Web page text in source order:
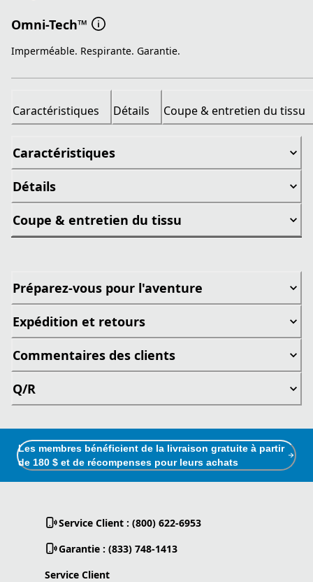
Omni-Tech™
Imperméable. Respirante. Garantie.
Caractéristiques Détails Coupe & entretien du tissu
Caractéristiques
Détails
Coupe & entretien du tissu
Préparez-vous pour l'aventure
Expédition et retours
Commentaires des clients
Q/R
Les membres bénéficient de la livraison gratuite à partir
de 180 $ et de récompenses pour leurs achats
Service Client : (800) 622-6953
Garantie : (833) 748-1413
Service Client